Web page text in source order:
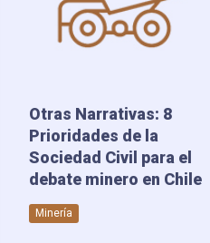
Otras Narrativas: 8
Prioridades de la
Sociedad Civil para el
debate minero en Chile
Minería